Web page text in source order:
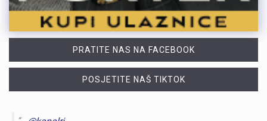
PRATITE NAS NA FACEBOOK
POSJETITE NAŠ TIKTOK